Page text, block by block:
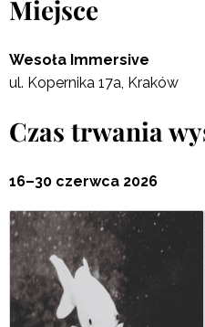
Miejsce
Wesoła Immersive
ul. Kopernika 17a, Kraków
Czas trwania
16–30 czerwca 2026